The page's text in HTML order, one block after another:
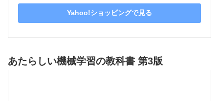
Yahoo!ショッピングで見る
あたらしい機械学習の教科書 第3版